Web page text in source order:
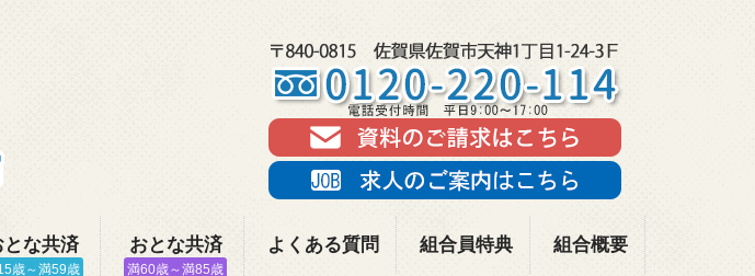
とな共済
歳～満59歳
おとな共済
満60歳～満85歳
よくある質問 組合員特典 組合概要